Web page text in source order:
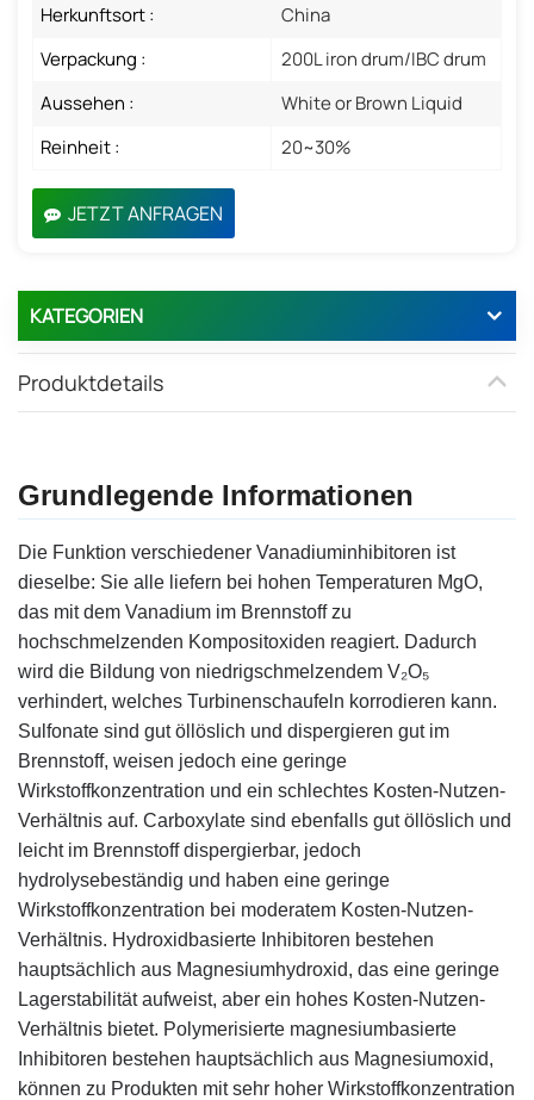
Herkunftsort :
China
Verpackung :
200L iron drum/IBC drum
Aussehen :
White or Brown Liquid
Reinheit :
20~30%
JETZT ANFRAGEN
KATEGORIEN
Produktdetails
Grundlegende Informationen
Die Funktion verschiedener Vanadiuminhibitoren ist
dieselbe: Sie alle liefern bei hohen Temperaturen MgO,
das mit dem Vanadium im Brennstoff zu
hochschmelzenden Kompositoxiden reagiert. Dadurch
wird die Bildung von niedrigschmelzendem V₂O₅
verhindert, welches Turbinenschaufeln korrodieren kann.
Sulfonate sind gut öllöslich und dispergieren gut im
Brennstoff, weisen jedoch eine geringe
Wirkstoffkonzentration und ein schlechtes Kosten-Nutzen-
Verhältnis auf. Carboxylate sind ebenfalls gut öllöslich und
leicht im Brennstoff dispergierbar, jedoch
hydrolysebeständig und haben eine geringe
Wirkstoffkonzentration bei moderatem Kosten-Nutzen-
Verhältnis. Hydroxidbasierte Inhibitoren bestehen
hauptsächlich aus Magnesiumhydroxid, das eine geringe
Lagerstabilität aufweist, aber ein hohes Kosten-Nutzen-
Verhältnis bietet. Polymerisierte magnesiumbasierte
Inhibitoren bestehen hauptsächlich aus Magnesiumoxid,
können zu Produkten mit sehr hoher Wirkstoffkonzentration